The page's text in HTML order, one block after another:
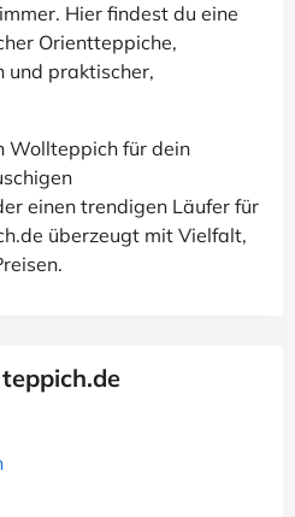
Hier findest du eine
Orientteppiche,
und praktischer,
Wollteppich für dein
einen trendigen Läufer für
überzeugt mit Vielfalt,